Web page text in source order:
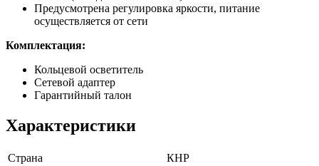
Предусмотрена регулировка яркости, питание
осуществляется от сети
Комплектация:
Кольцевой осветитель
Сетевой адаптер
Гарантийный талон
Характеристики
Страна
КНР